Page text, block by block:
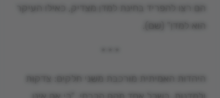
הם רצו להפריד בחינת למדן מצדיק, כאילו העיקר
הוא למדן" (שם).
היהדות האמיתית מורכבת משני חלקים: צדקות